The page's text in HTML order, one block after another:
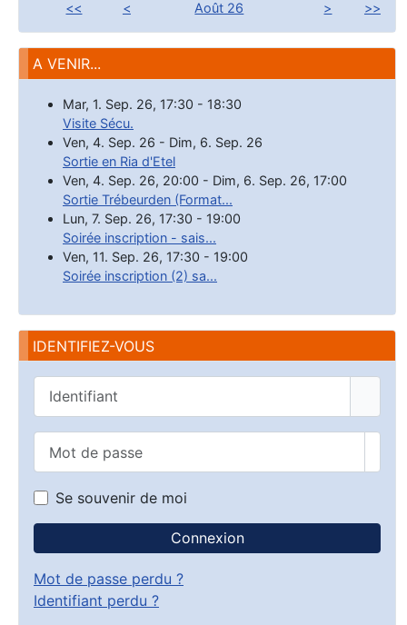
<<
< Août 26 > >>
A VENIR...
Mar, 1. Sep. 26, 17:30 - 18:30
Visite Sécu.
Ven, 4. Sep. 26 - Dim, 6. Sep. 26
Sortie en Ria d'Etel
Ven, 4. Sep. 26, 20:00 - Dim, 6. Sep. 26, 17:00
Sortie Trébeurden (Format...
Lun, 7. Sep. 26, 17:30 - 19:00
Soirée inscription - sais...
Ven, 11. Sep. 26, 17:30 - 19:00
Soirée inscription (2) sa...
IDENTIFIEZ-VOUS
Se souvenir de moi
Connexion
Mot de passe perdu ?
Identifiant perdu ?